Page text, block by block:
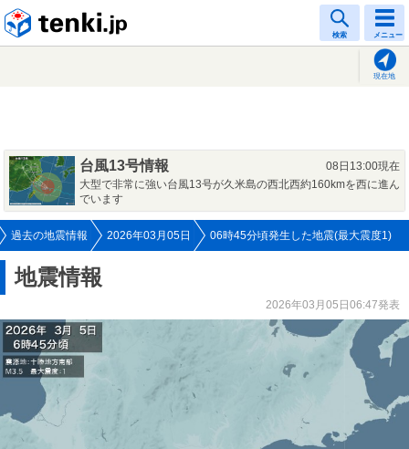
検索 メニュー
現在地
台風13号情報
08日13:00現在
大型で非常に強い台風13号が久米島の西北西約160kmを西に進ん
でいます
過去の地震情報 2026年03月05日 06時45分頃発生した地震(最大震度1)
地震情報
2026年03月05日06:47発表